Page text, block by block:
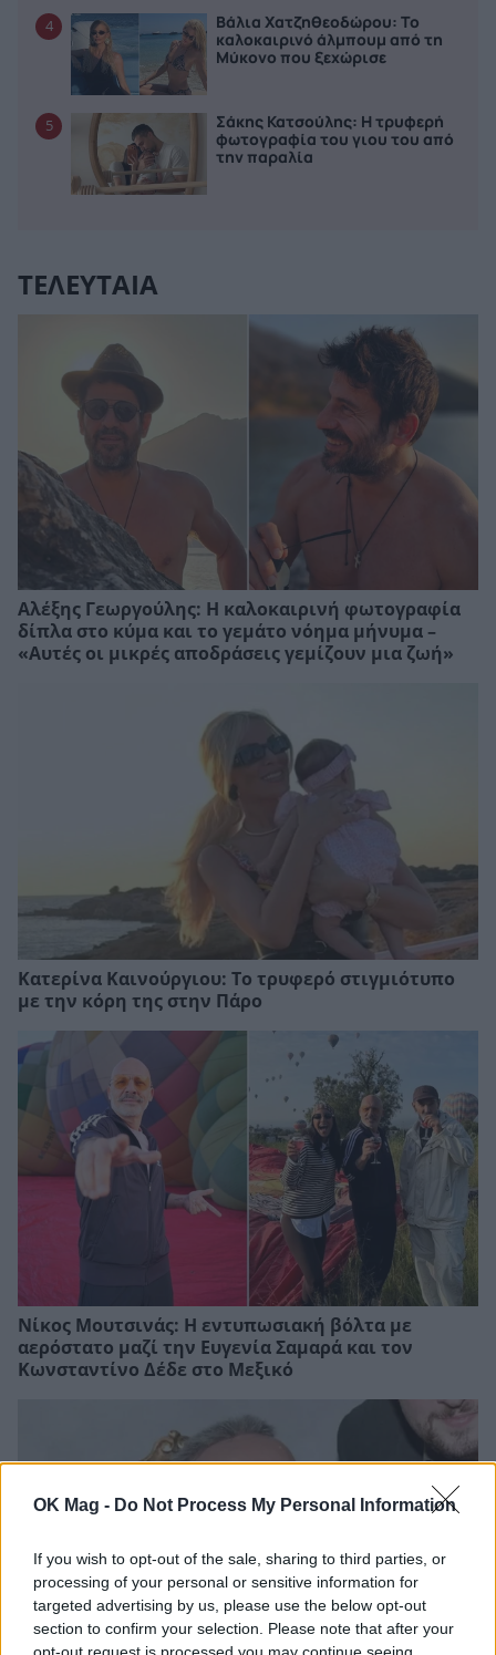
OK Mag - Do Not Process My Personal Information
If you wish to opt-out of the sale, sharing to third parties, or
processing of your personal or sensitive information for
targeted advertising by us, please use the below opt-out
section to confirm your selection. Please note that after your
opt-out request is processed you may continue seeing
4
Βάλια Χατζηθεοδώρου: Το
καλοκαιρινό άλμπουμ από τη
Μύκονο που ξεχώρισε
5
Σάκης Κατσούλης: Η τρυφερή
φωτογραφία του γιου του από
την παραλία
ΤΕΛΕΥΤΑΙΑ
Αλέξης Γεωργούλης: Η καλοκαιρινή φωτογραφία
δίπλα στο κύμα και το γεμάτο νόημα μήνυμα –
«Αυτές οι μικρές αποδράσεις γεμίζουν μια ζωή»
Κατερίνα Καινούργιου: Το τρυφερό στιγμιότυπο
με την κόρη της στην Πάρο
Νίκος Μουτσινάς: Η εντυπωσιακή βόλτα με
αερόστατο μαζί την Ευγενία Σαμαρά και τον
Κωνσταντίνο Δέδε στο Μεξικό